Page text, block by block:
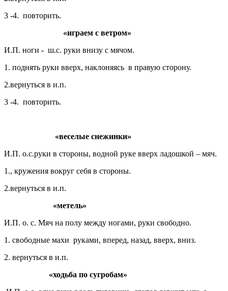
3 -4. повторить.
«играем с ветром»
И.П. ноги - ш.с. руки внизу с мячом.
1. поднять руки вверх, наклоняясь в правую сторону.
2.вернуться в и.п.
3 -4. повторить.
«веселые снежинки»
И.П. о.с.руки в стороны, водной руке вверх ладошкой – мяч.
1., кружения вокруг себя в стороны.
2.вернуться в и.п.
«метель»
И.П. о. с. Мяч на полу между ногами, руки свободно.
1. свободные махи руками, вперед, назад, вверх, вниз.
2. вернуться в и.п.
«ходьба по сугробам»